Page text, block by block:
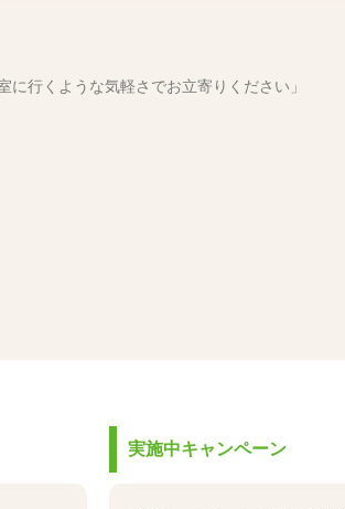
に行くような気軽さでお立寄りください」
実施中キャンペーン